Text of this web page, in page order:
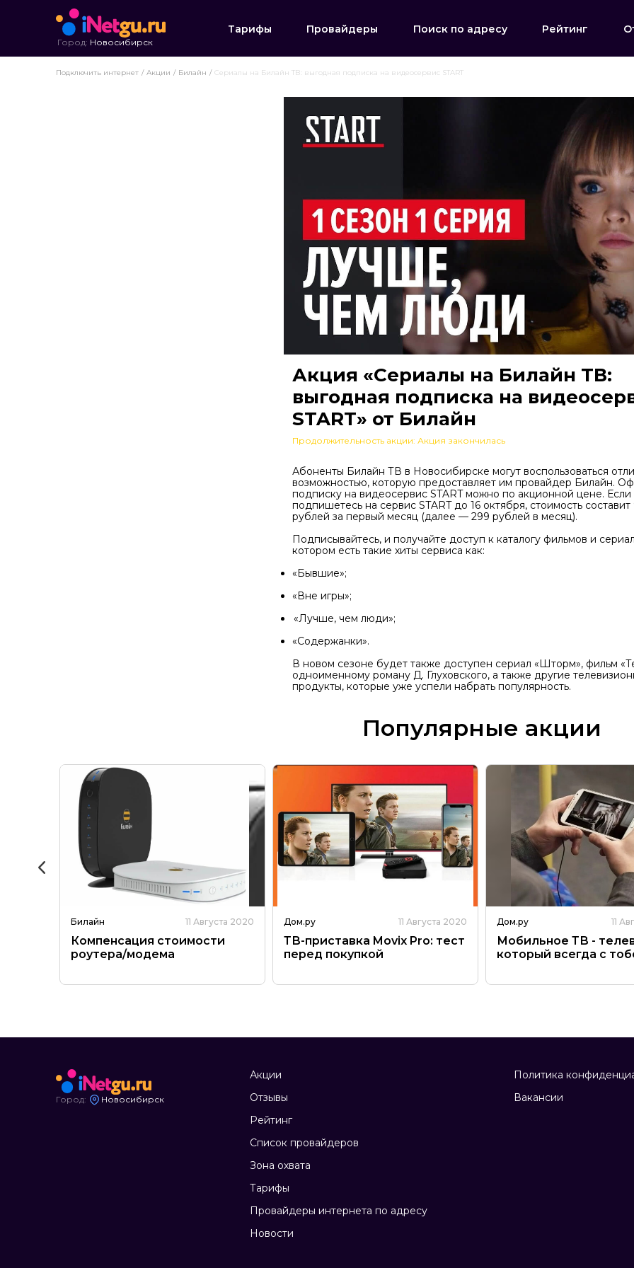
Город: Новосибирск
Тарифы Провайдеры Поиск по адресу Рейтинг
Подключить интернет Акции Билайн Сериалы на Билайн ТВ: выгодная подписка на видеосервис START
Акция «Сериалы на Билайн ТВ:
выгодная подписка на
START» от Билайн
Продолжительность акции: Акция закончилась
Абоненты Билайн ТВ в Новосибирске могут воспользоваться
возможностью, которую предоставляет им провайдер Билайн.
подписку на видеосервис START можно по акционной цене. Если
подпишетесь на сервис START до 16 октября, стоимость составит
рублей за первый месяц (далее — 299 рублей в месяц).
Подписывайтесь, и получайте доступ к каталогу фильмов и
котором есть такие хиты сервиса как:
«Бывшие»;
«Вне игры»;
«Лучше, чем люди»;
«Содержанки».
В новом сезоне будет также доступен сериал «Шторм», фильм
одноименному роману Д. Глуховского, а также другие
продукты, которые уже успели набрать популярность.
Популярные акции
Билайн 11 Августа 2020
Компенсация стоимости
роутера/модема
Дом.ру 11 Августа 2020
ТВ-приставка Movix Pro: тест
перед покупкой
Дом.ру 11
Мобильное ТВ -
который всегда с
Город: Новосибирск
Акции
Отзывы
Рейтинг
Список провайдеров
Зона охвата
Тарифы
Провайдеры интернета по адресу
Новости
Политика
Вакансии